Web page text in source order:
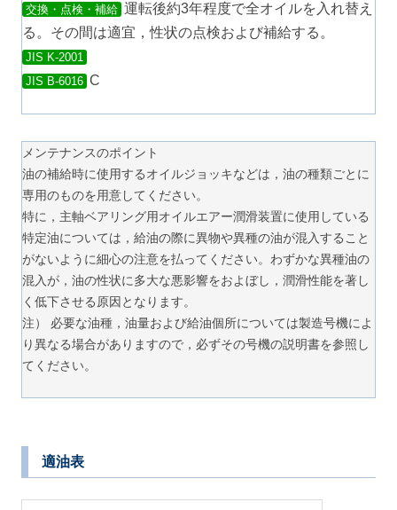
交換・点検・補給 運転後約3年程度で全オイルを入れ替え
る。その間は適宜，性状の点検および補給する。
JIS K-2001
JIS B-6016 C
メンテナンスのポイント
油の補給時に使用するオイルジョッキなどは，油の種類ごとに
専用のものを用意してください。
特に，主軸ベアリング用オイルエアー潤滑装置に使用している
特定油については，給油の際に異物や異種の油が混入すること
がないように細心の注意を払ってください。わずかな異種油の
混入が，油の性状に多大な悪影響をおよぼし，潤滑性能を著し
く低下させる原因となります。
注） 必要な油種，油量および給油個所については製造号機によ
り異なる場合がありますので，必ずその号機の説明書を参照し
てください。
適油表